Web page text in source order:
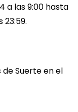
a las 9:00 hasta
23:59.
de Suerte en el